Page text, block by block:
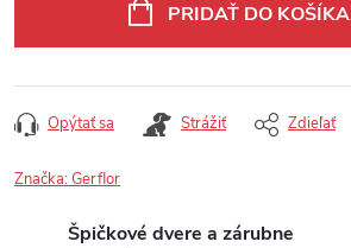
PRIDAŤ DO KOŠÍKA
Opýtať sa Strážiť Zdieľať
Značka:Gerflor
Špičkové dvere a zárubne